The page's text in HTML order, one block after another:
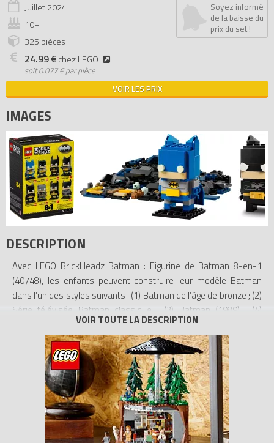
Juillet2024
10+
325 pièces
24.99 €chez LEGO
soit0.077 € par pièce
Soyez informé
de la baisse du
prix du set !
VOIR LES PRIX
IMAGES
DESCRIPTION
Avec LEGO BrickHeadz Batman : Figurine de Batman 8-en-1
(40748), les enfants peuvent construire leur modèle Batman
dans l’un des styles suivants : (1) Batman de l’âge de bronze ; (2)
Série télévisée Batman classique ; (3) Batman (1989) ; (4)
Batman : la série animée ; (5) La trilogie Batman The Dark Knight ;
(6) Batman contre Superman ; (7) LEGO Batman, le film, avec des
yeux phosphorescents ; et (8) The Batman. Ce set BrickHeadz 8-
en-1 est un excellent cadeau pour les enfants de 10 ans et plus,
pour construire, jouer et exposer.
- BrickHeadz Batman 8-en-1 – Les enfants peuvent construire
leur Batman BrickHeadz dans une sélection de 8 styles
mémorables avec cette idée de cadeau amusante pour les